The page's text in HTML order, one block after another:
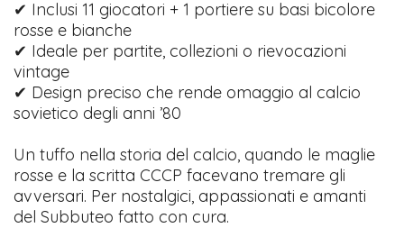
✔ Inclusi 11 giocatori + 1 portiere su basi bicolore
rosse e bianche
✔ Ideale per partite, collezioni o rievocazioni
vintage
✔ Design preciso che rende omaggio al calcio
sovietico degli anni ’80
Un tuffo nella storia del calcio, quando le maglie
rosse e la scritta CCCP facevano tremare gli
avversari. Per nostalgici, appassionati e amanti
del Subbuteo fatto con cura.